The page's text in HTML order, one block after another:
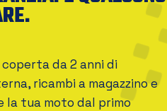
coperta da 2 anni di
ricambi a magazzino e
la tua moto dal primo